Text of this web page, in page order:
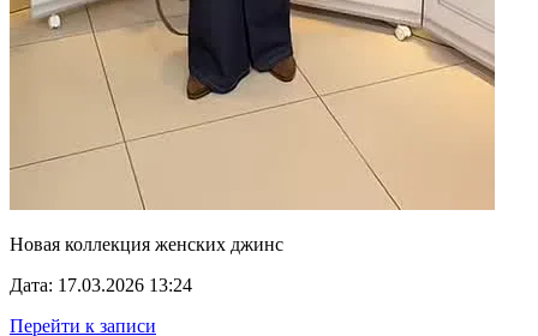
Новая коллекция женских джинс
Дата: 17.03.2026 13:24
Перейти к записи